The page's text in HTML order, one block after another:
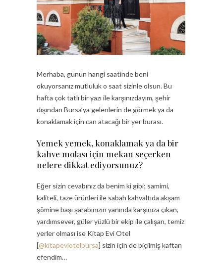
Merhaba, günün hangi saatinde beni
okuyorsanız mutluluk o saat sizinle olsun. Bu
hafta çok tatlı bir yazı ile karşınızdayım, şehir
dışından Bursa’ya gelenlerin de görmek ya da
konaklamak için can atacağı bir yer burası.
Yemek yemek, konaklamak ya da bir
kahve molası için mekan seçerken
nelere dikkat ediyorsunuz?
Eğer sizin cevabınız da benim ki gibi; samimi,
kaliteli, taze ürünleri ile sabah kahvaltıda akşam
şömine başı şarabınızın yanında karşınıza çıkan,
yardımsever, güler yüzlü bir ekip ile çalışan, temiz
yerler olması ise Kitap Evi Otel
[@kitapeviotelbursa] sizin için de biçilmiş kaftan
efendim…